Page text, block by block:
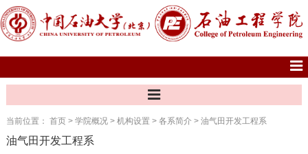
当前位置： 首页> 学院概况> 机构设置 > 各系简介 > 油气田开发工程系
油气田开发工程系